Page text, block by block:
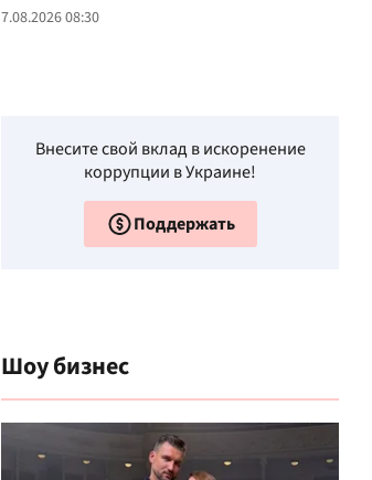
7.08.2026 08:30
Внесите свой вклад в искоренение
коррупции в Украине!
Поддержать
Шоу бизнес